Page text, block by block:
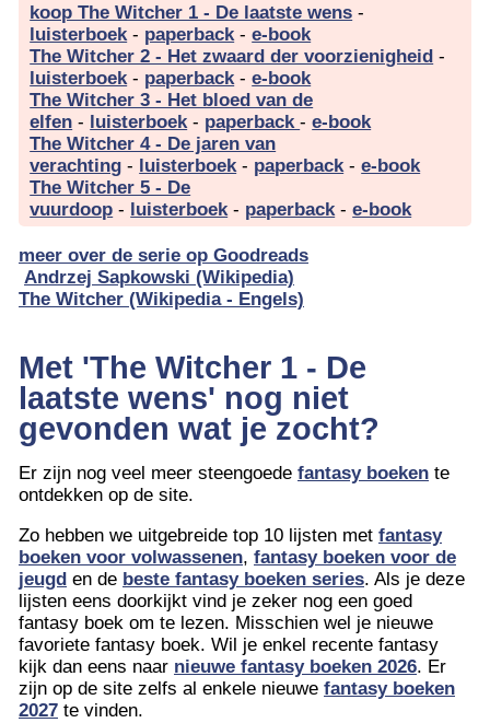
koop The Witcher 1 - De laatste wens -
luisterboek- paperback-e-book
The Witcher 2 - Het zwaard der voorzienigheid -
luisterboek- paperback-e-book
The Witcher 3 - Het bloed van de
elfen - luisterboek- paperback-e-book
The Witcher 4 - De jaren van
verachting - luisterboek- paperback-e-book
The Witcher 5 - De
vuurdoop - luisterboek- paperback-e-book
meer over de serie op Goodreads
Andrzej Sapkowski (Wikipedia)
The Witcher (Wikipedia - Engels)
Met 'The Witcher 1 - De
laatste wens' nog niet
gevonden wat je zocht?
Er zijn nog veel meer steengoede fantasy boeken te
ontdekken op de site.
Zo hebben we uitgebreide top 10 lijsten met fantasy
boeken voor volwassenen, fantasy boeken voor de
jeugd en de beste fantasy boeken series. Als je deze
lijsten eens doorkijkt vind je zeker nog een goed
fantasy boek om te lezen. Misschien wel je nieuwe
favoriete fantasy boek. Wil je enkel recente fantasy
kijk dan eens naar nieuwe fantasy boeken 2026. Er
zijn op de site zelfs al enkele nieuwe fantasy boeken
2027 te vinden.